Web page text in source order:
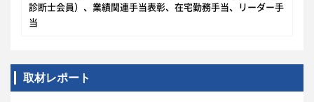
診断士会員）、業績関連手当表彰、在宅勤務手当、リーダー手
当
取材レポート